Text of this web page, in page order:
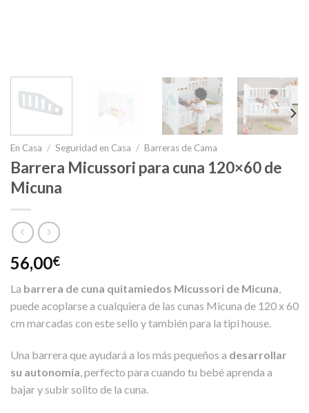
En Casa / Seguridad en Casa / Barreras de Cama
Barrera Micussori para cuna 120×60 de
Micuna
56,00€
La barrera de cuna quitamiedos Micussori de Micuna,
puede acoplarse a cualquiera de las cunas Micuna de 120 x 60
cm marcadas con este sello y también para la tipi house.
Una barrera que ayudará a los más pequeños a desarrollar
su autonomía, perfecto para cuando tu bebé aprenda a
bajar y subir solito de la cuna.